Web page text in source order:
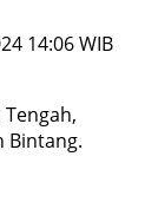
14:06 WIB
Bintang.